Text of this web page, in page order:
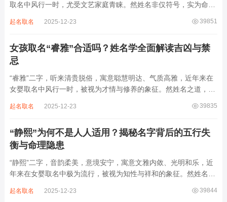
取名中风行一时，尤受文艺家庭青睐。然姓名非仅符号，实为命局
滔天，木浮无根，阴气过重，易致意志不坚、事业漂泊、健康受
39851
起名取名 2025-12-23
女孩取名“睿雅”合适吗？姓名学全面解读吉凶与禁
忌
“睿雅”二字，听来清贵脱俗，寓意聪慧明达、气质高雅，近年来在
女婴取名中风行一时，被视为才情与修养的象征。然姓名之道，贵
增心力。细察“睿雅”之局，实藏金水成势、火土受制之患，若不顾
39835
起名取名 2025-12-23
“静熙”为何不是人人适用？揭秘名字背后的五行失
衡与命理隐患
“静熙”二字，音韵柔美，意境安宁，寓意文雅内敛、光明和乐，近
年来在女婴取名中极为流行，被视为知性与祥和的象征。然姓名命
象，实藏金水偏寒、火气受制之弊，若不顾八字强弱，盲目套用，
39844
起名取名 2025-12-23